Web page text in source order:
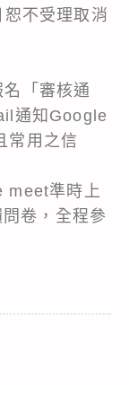
不受理取消
「審核通
通知Google
常用之信
meet準時上
卷，全程參